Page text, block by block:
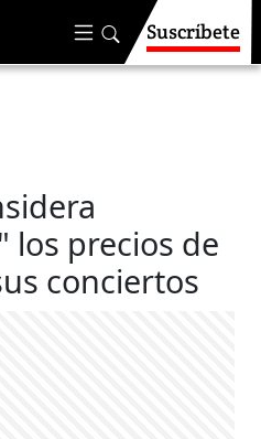
Suscríbete
los precios de
conciertos